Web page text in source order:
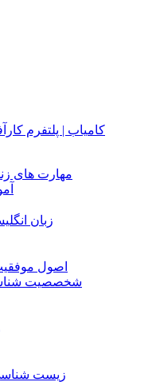
مهارت های
زبان
اصول
شخصصیت
زیست